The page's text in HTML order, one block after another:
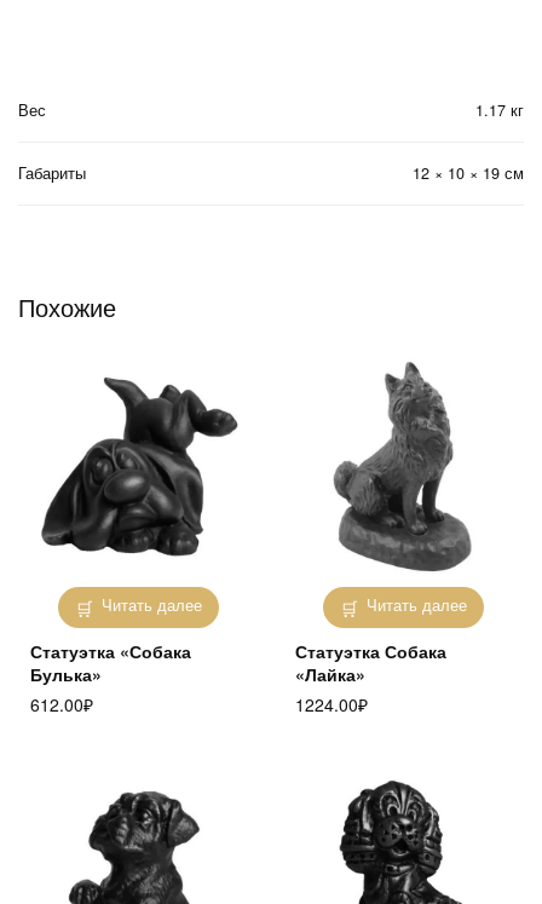
Вес 1.17 кг
Габариты 12 × 10 × 19 см
Похожие
Читать далее
Статуэтка «Собака
Булька»
612.00₽
Читать далее
Статуэтка Собака
«Лайка»
1224.00₽